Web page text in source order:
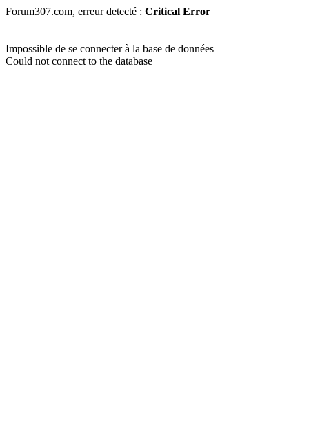
Forum307.com, erreur detecté : Critical Error
Impossible de se connecter à la base de données
Could not connect to the database